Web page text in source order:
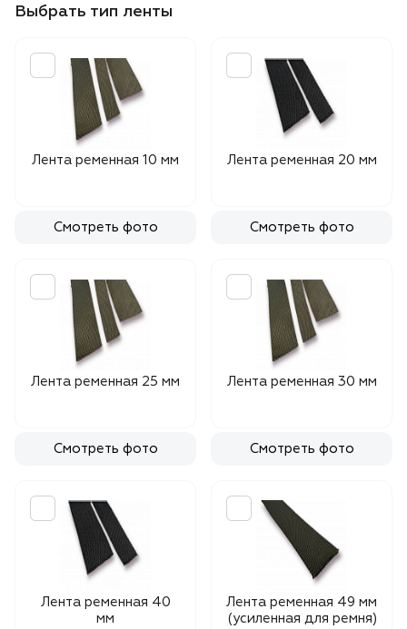
Выбрать тип ленты
Лента ременная 10 мм
Смотреть фото
Лента ременная 20 мм
Смотреть фото
Лента ременная 25 мм
Смотреть фото
Лента ременная 30 мм
Смотреть фото
Лента ременная 40
мм
Лента ременная 49 мм
(усиленная для ремня)